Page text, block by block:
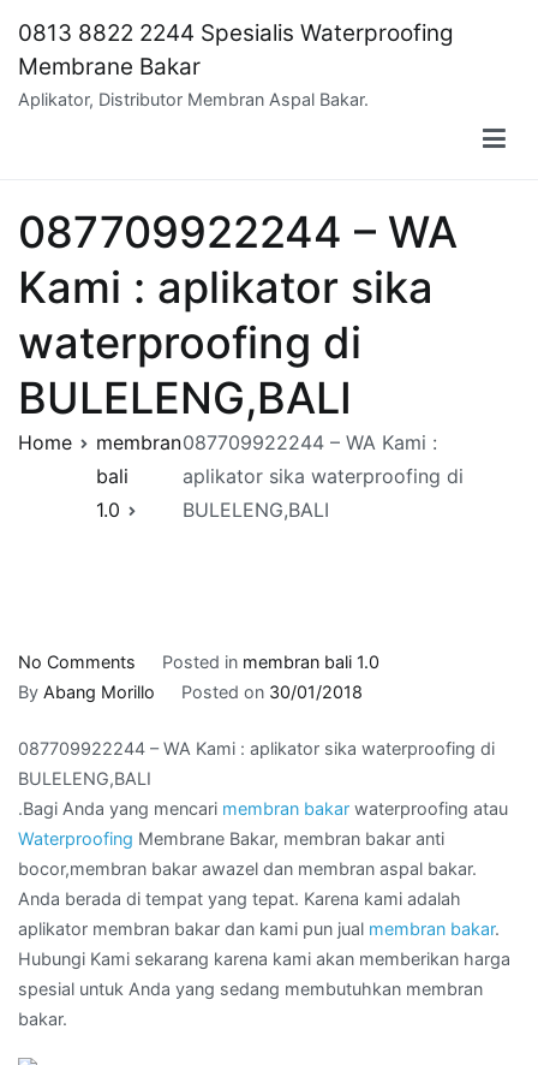
content
0813 8822 2244 Spesialis Waterproofing
Membrane Bakar
Aplikator, Distributor Membran Aspal Bakar.
087709922244 – WA
Kami : aplikator sika
waterproofing di
BULELENG,BALI
Home
membran
bali
1.0
087709922244 – WA Kami :
aplikator sika waterproofing di
BULELENG,BALI
No Comments
087709922244
WA
Kami
:
aplikator
sika
waterproofing
di
BULELENG,BALI
Posted in membran bali 1.0
By Abang Morillo Posted on 30/01/2018
087709922244 – WA Kami : aplikator sika waterproofing di
BULELENG,BALI
.Bagi Anda yang mencari membran bakar waterproofing atau
Waterproofing Membrane Bakar, membran bakar anti
bocor,membran bakar awazel dan membran aspal bakar.
Anda berada di tempat yang tepat. Karena kami adalah
aplikator membran bakar dan kami pun jual membran bakar.
Hubungi Kami sekarang karena kami akan memberikan harga
spesial untuk Anda yang sedang membutuhkan membran
bakar.